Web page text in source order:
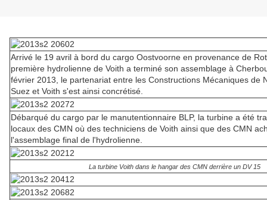
Arrivé le 19 avril à bord du cargo Oostvoorne en provenance de
première hydrolienne de Voith a terminé son assemblage à
février 2013, le partenariat entre les Constructions Mécaniques de
Suez et Voith s'est ainsi concrétisé.
Débarqué du cargo par le manutentionnaire BLP, la turbine a été
locaux des CMN où des techniciens de Voith ainsi que des CMN
l'assemblage final de l'hydrolienne.
La turbine Voith dans le hangar des CMN derrière un DV 15